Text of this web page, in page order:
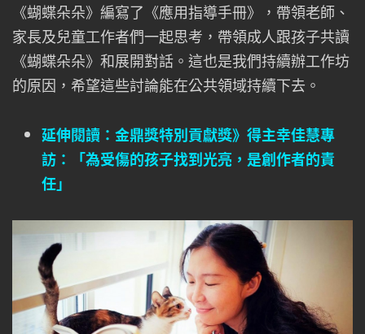
《蝴蝶朵朵》編寫了《應用指導手冊》，帶領老師、
家長及兒童工作者們一起思考，帶領成人跟孩子共讀
《蝴蝶朵朵》和展開對話。這也是我們持續辦工作坊
的原因，希望這些討論能在公共領域持續下去。
延伸閱讀：金鼎獎特別貢獻獎》得主幸佳慧專
訪：「為受傷的孩子找到光亮，是創作者的責
任」